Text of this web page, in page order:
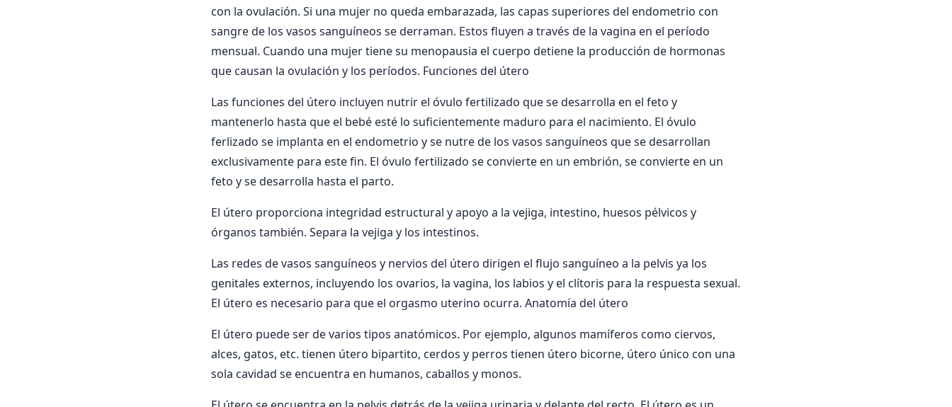
con la ovulación. Si una mujer no queda embarazada, las capas superiores del endometrio con
sangre de los vasos sanguíneos se derraman. Estos fluyen a través de la vagina en el período
mensual. Cuando una mujer tiene su menopausia el cuerpo detiene la producción de hormonas
que causan la ovulación y los períodos. Funciones del útero
Las funciones del útero incluyen nutrir el óvulo fertilizado que se desarrolla en el feto y
mantenerlo hasta que el bebé esté lo suficientemente maduro para el nacimiento. El óvulo
ferlizado se implanta en el endometrio y se nutre de los vasos sanguíneos que se desarrollan
exclusivamente para este fin. El óvulo fertilizado se convierte en un embrión, se convierte en un
feto y se desarrolla hasta el parto.
El útero proporciona integridad estructural y apoyo a la vejiga, intestino, huesos pélvicos y
órganos también. Separa la vejiga y los intestinos.
Las redes de vasos sanguíneos y nervios del útero dirigen el flujo sanguíneo a la pelvis ya los
genitales externos, incluyendo los ovarios, la vagina, los labios y el clítoris para la respuesta sexual.
El útero es necesario para que el orgasmo uterino ocurra. Anatomía del útero
El útero puede ser de varios tipos anatómicos. Por ejemplo, algunos mamíferos como ciervos,
alces, gatos, etc. tienen útero bipartito, cerdos y perros tienen útero bicorne, útero único con una
sola cavidad se encuentra en humanos, caballos y monos.